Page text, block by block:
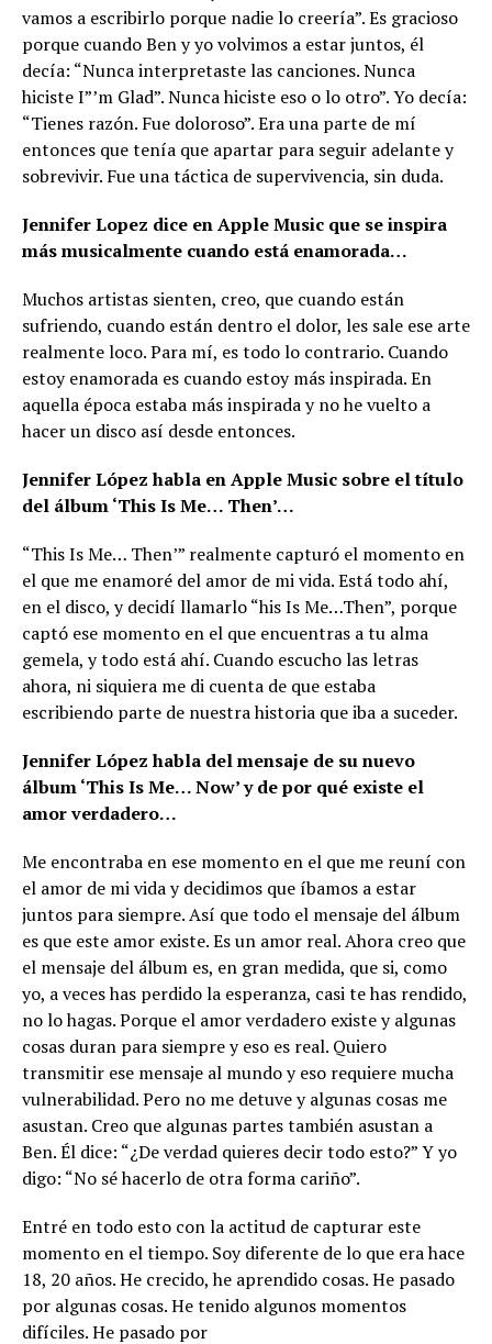
vamos a escribirlo porque nadie lo creería”. Es gracioso
porque cuando Ben y yo volvimos a estar juntos, él
decía: “Nunca interpretaste las canciones. Nunca
hiciste I”’m Glad”. Nunca hiciste eso o lo otro”. Yo decía:
“Tienes razón. Fue doloroso”. Era una parte de mí
entonces que tenía que apartar para seguir adelante y
sobrevivir. Fue una táctica de supervivencia, sin duda.
Jennifer Lopez dice en Apple Music que se inspira
más musicalmente cuando está enamorada…
Muchos artistas sienten, creo, que cuando están
sufriendo, cuando están dentro el dolor, les sale ese arte
realmente loco. Para mí, es todo lo contrario. Cuando
estoy enamorada es cuando estoy más inspirada. En
aquella época estaba más inspirada y no he vuelto a
hacer un disco así desde entonces.
Jennifer López habla en Apple Music sobre el título
del álbum ‘This Is Me… Then’…
“This Is Me… Then’” realmente capturó el momento en
el que me enamoré del amor de mi vida. Está todo ahí,
en el disco, y decidí llamarlo “his Is Me…Then”, porque
captó ese momento en el que encuentras a tu alma
gemela, y todo está ahí. Cuando escucho las letras
ahora, ni siquiera me di cuenta de que estaba
escribiendo parte de nuestra historia que iba a suceder.
Jennifer López habla del mensaje de su nuevo
álbum ‘This Is Me… Now’ y de por qué existe el
amor verdadero…
Me encontraba en ese momento en el que me reuní con
el amor de mi vida y decidimos que íbamos a estar
juntos para siempre. Así que todo el mensaje del álbum
es que este amor existe. Es un amor real. Ahora creo que
el mensaje del álbum es, en gran medida, que si, como
yo, a veces has perdido la esperanza, casi te has rendido,
no lo hagas. Porque el amor verdadero existe y algunas
cosas duran para siempre y eso es real. Quiero
transmitir ese mensaje al mundo y eso requiere mucha
vulnerabilidad. Pero no me detuve y algunas cosas me
asustan. Creo que algunas partes también asustan a
Ben. Él dice: “¿De verdad quieres decir todo esto?” Y yo
digo: “No sé hacerlo de otra forma cariño”.
Entré en todo esto con la actitud de capturar este
momento en el tiempo. Soy diferente de lo que era hace
18, 20 años. He crecido, he aprendido cosas. He pasado
por algunas cosas. He tenido algunos momentos
difíciles. He pasado por